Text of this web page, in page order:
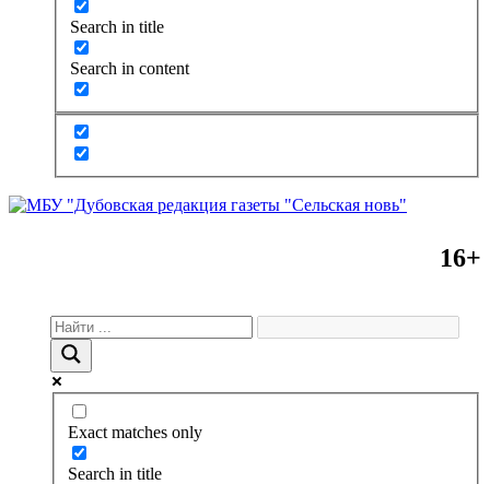
Search in title
Search in content
16+
Exact matches only
Search in title